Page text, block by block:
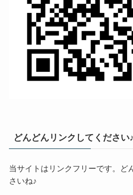
どんどんリンクしてください♪